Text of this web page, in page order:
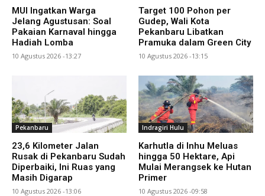
MUI Ingatkan Warga
Jelang Agustusan: Soal
Pakaian Karnaval hingga
Hadiah Lomba
10 Agustus 2026 -13:27
Target 100 Pohon per
Gudep, Wali Kota
Pekanbaru Libatkan
Pramuka dalam Green City
10 Agustus 2026 -13:15
Pekanbaru
23,6 Kilometer Jalan
Rusak di Pekanbaru Sudah
Diperbaiki, Ini Ruas yang
Masih Digarap
10 Agustus 2026 -13:06
Indragiri Hulu
Karhutla di Inhu Meluas
hingga 50 Hektare, Api
Mulai Merangsek ke Hutan
Primer
10 Agustus 2026 -09:58